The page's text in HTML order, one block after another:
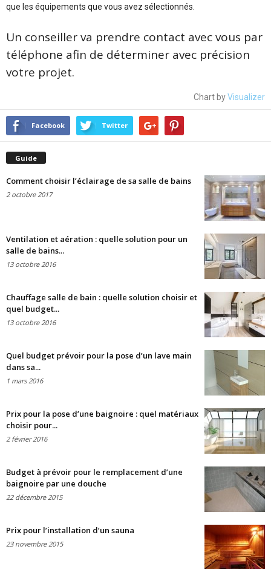
que les équipements que vous avez sélectionnés.
Un conseiller va prendre contact avec vous par
téléphone afin de déterminer avec précision
votre projet.
Chart byVisualizer
Facebook Twitter
Guide
Comment choisir l’éclairage de sa salle de bains
2 octobre 2017
Ventilation et aération : quelle solution pour un
salle de bains...
13 octobre 2016
Chauffage salle de bain : quelle solution choisir et
quel budget...
13 octobre 2016
Quel budget prévoir pour la pose d’un lave main
dans sa...
1 mars 2016
Prix pour la pose d’une baignoire : quel matériaux
choisir pour...
2 février 2016
Budget à prévoir pour le remplacement d’une
baignoire par une douche
22 décembre 2015
Prix pour l’installation d’un sauna
23 novembre 2015